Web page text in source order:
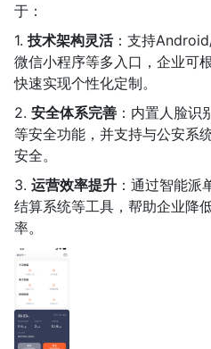
于：
1. 技术架构灵活：支持
微信小程序等多入口，企业可
快速实现个性化定制。
2. 安全体系完善 ：内置人脸识
等安全功能，并支持与公安系
安全。
3. 运营效率提升 ：通过智能派
结算系统等工具，帮助企业降
率。